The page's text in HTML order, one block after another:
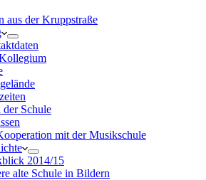
aus der Kruppstraße
Schule
mit der Musikschule
2014/15
alte Schule in Bildern